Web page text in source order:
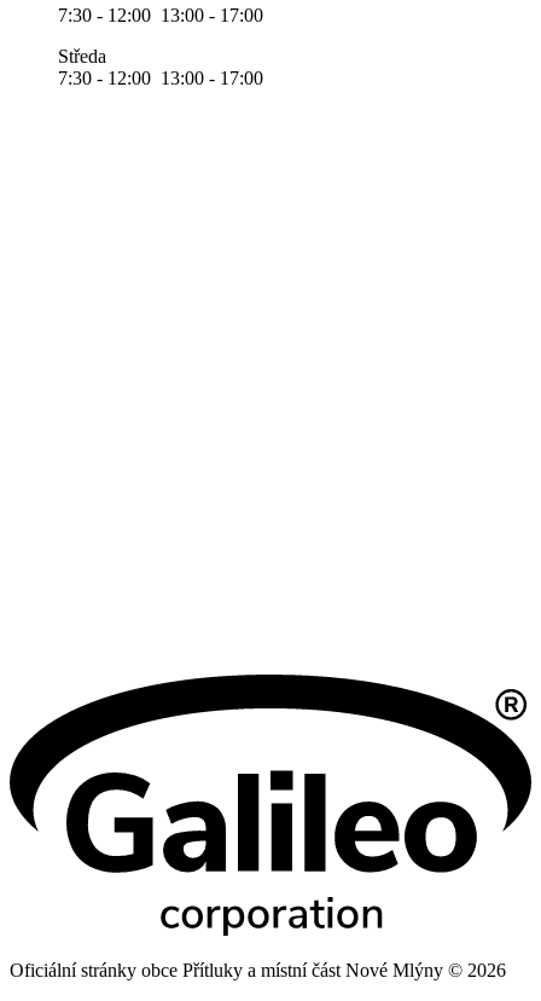
7:30 - 12:00 13:00 - 17:00
Středa
7:30 - 12:00 13:00 - 17:00
Oficiální stránky obce Přítluky a místní část Nové Mlýny © 2026